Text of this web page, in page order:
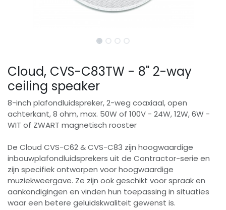
Cloud, CVS-C83TW - 8" 2-way
ceiling speaker
8-inch plafondluidspreker, 2-weg coaxiaal, open
achterkant, 8 ohm, max. 50W of 100V - 24W, 12W, 6W -
WIT of ZWART magnetisch rooster
De Cloud CVS-C62 & CVS-C83 zijn hoogwaardige
inbouwplafondluidsprekers uit de Contractor-serie en
zijn specifiek ontworpen voor hoogwaardige
muziekweergave. Ze zijn ook geschikt voor spraak en
aankondigingen en vinden hun toepassing in situaties
waar een betere geluidskwaliteit gewenst is.